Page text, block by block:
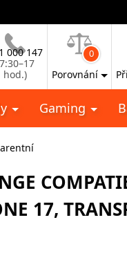
000 147
hod.)
0
Porovnání
Gaming
17,